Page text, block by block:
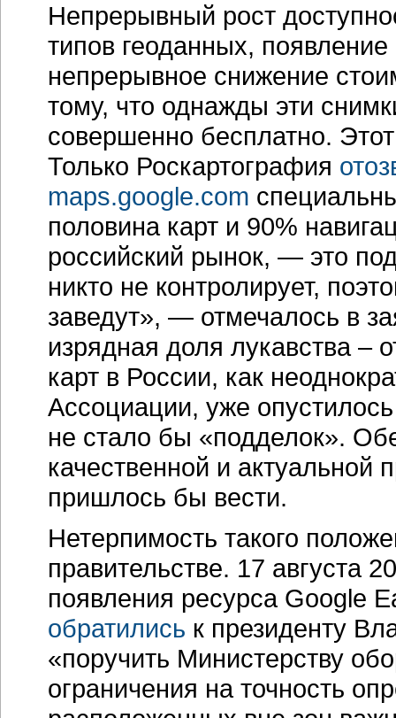
Непрерывный рост
типов геоданных,
непрерывное снижение
тому, что однажды эти
совершенно бесплатно.
Только Роскартография
maps.google.com
половина карт и 90%
российский рынок, — это
никто не контролирует,
заведут», — отмечалось в
изрядная доля лукавства –
карт в России, как
Ассоциации, уже
не стало бы «подделок».
качественной и актуальной
пришлось бы вести.
Нетерпимость такого
правительстве. 17 августа
появления ресурса Google
обратились к президенту
«поручить Министерству
ограничения на точность